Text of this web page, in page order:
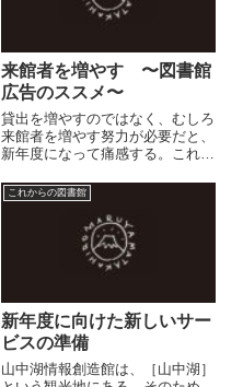
来館者を増やす 〜図書館
広告のススメ〜
貸出を増やすのではなく、むしろ
来館者を増やす努力が必要だと、
新年度になって痛感する。これま
といった「決め手」のようなもの
は実は存在していない。誤解を恐
れずに言えば、 “これまでの図
書館は、広告を出したことがな
これからの図書館
新年度に向けた新しいサー
ビスの準備
山中湖情報創造館は、［山中湖］